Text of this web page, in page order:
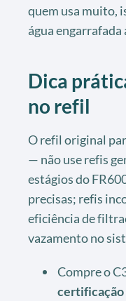
quem usa muito,
água
Dica
no refil
O refil original
— não use refis
estágios do
precisas; refis
eficiência de
vazamento no
Compre o
certificação